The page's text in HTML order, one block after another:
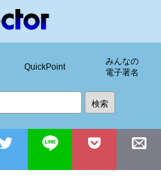
QuickPoint
みんなの
電子署名